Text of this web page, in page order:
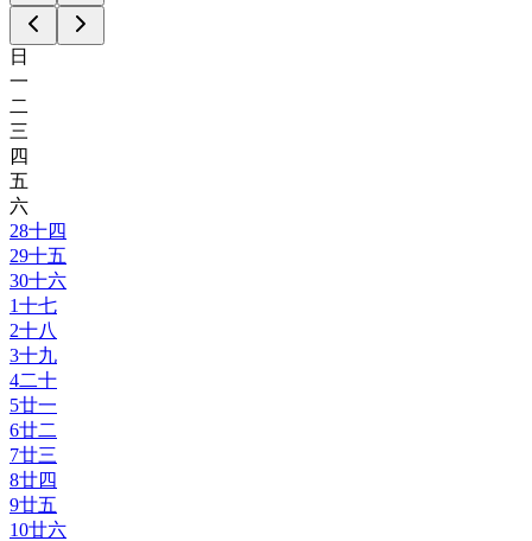
日
一
二
三
四
五
六
28十四
29十五
30十六
1十七
2十八
3十九
4二十
5廿一
6廿二
7廿三
8廿四
9廿五
10廿六